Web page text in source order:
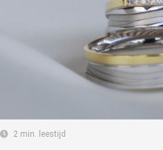
2 min. leestijd